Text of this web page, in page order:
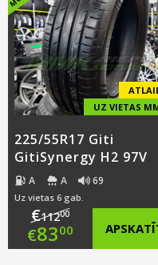
€99.00.
is:
€71.00.
UZ VIETAS
225/55R17 Giti
GitiSynergy H2 97V
A A 69
Uz vietas 6 gab.
€11200
Original
€8300